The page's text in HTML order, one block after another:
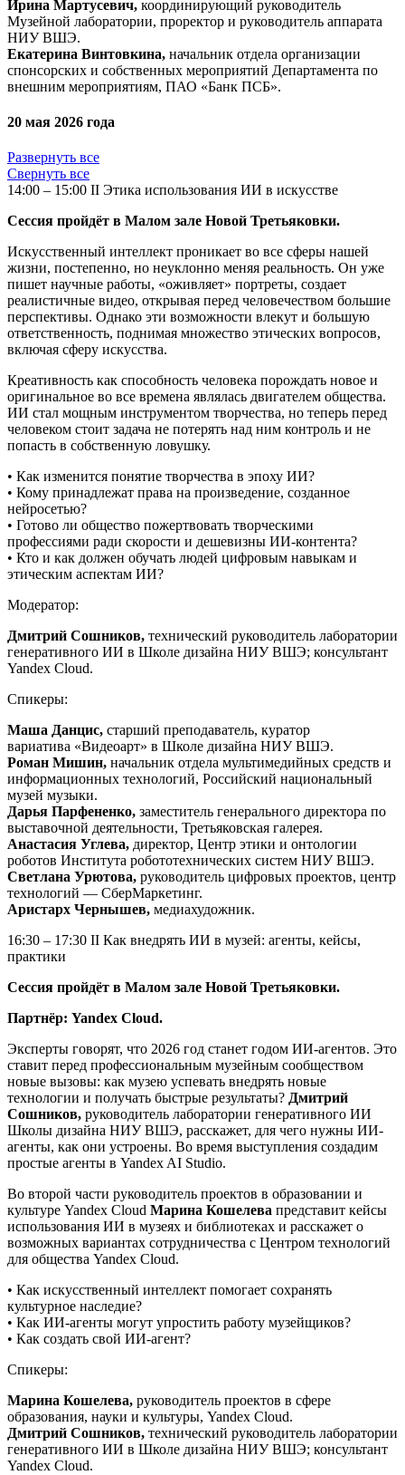
Ирина Мартусевич, координирующий руководитель
Музейной лаборатории, проректор и руководитель аппарата
НИУ ВШЭ.
Екатерина Винтовкина, начальник отдела организации
спонсорских и собственных мероприятий Департамента по
внешним мероприятиям, ПАО «Банк ПСБ».
20 мая 2026 года
Развернуть все
Свернуть все
14:00 – 15:00 II Этика использования ИИ в искусстве
Сессия пройдёт в Малом зале Новой Третьяковки.
Искусственный интеллект проникает во все сферы нашей
жизни, постепенно, но неуклонно меняя реальность. Он уже
пишет научные работы, «оживляет» портреты, создает
реалистичные видео, открывая перед человечеством большие
перспективы. Однако эти возможности влекут и большую
ответственность, поднимая множество этических вопросов,
включая сферу искусства.
Креативность как способность человека порождать новое и
оригинальное во все времена являлась двигателем общества.
ИИ стал мощным инструментом творчества, но теперь перед
человеком стоит задача не потерять над ним контроль и не
попасть в собственную ловушку.
• Как изменится понятие творчества в эпоху ИИ?
• Кому принадлежат права на произведение, созданное
нейросетью?
• Готово ли общество пожертвовать творческими
профессиями ради скорости и дешевизны ИИ-контента?
• Кто и как должен обучать людей цифровым навыкам и
этическим аспектам ИИ?
Модератор:
Дмитрий Сошников, технический руководитель лаборатории
генеративного ИИ в Школе дизайна НИУ ВШЭ; консультант
Yandex Cloud.
Спикеры:
Маша Данцис, старший преподаватель, куратор
вариатива «Видеоарт» в Школе дизайна НИУ ВШЭ.
Роман Мишин, начальник отдела мультимедийных средств и
информационных технологий, Российский национальный
музей музыки.
Дарья Парфененко, заместитель генерального директора по
выставочной деятельности, Третьяковская галерея.
Анастасия Углева, директор, Центр этики и онтологии
роботов Института робототехнических систем НИУ ВШЭ.
Светлана Урютова, руководитель цифровых проектов, центр
технологий — СберМаркетинг.
Аристарх Чернышев, медиахудожник.
16:30 – 17:30 II Как внедрять ИИ в музей: агенты, кейсы,
практики
Сессия пройдёт в Малом зале Новой Третьяковки.
Партнёр: Yandex Cloud.
Эксперты говорят, что 2026 год станет годом ИИ-агентов. Это
ставит перед профессиональным музейным сообществом
новые вызовы: как музею успевать внедрять новые
технологии и получать быстрые результаты? Дмитрий
Сошников, руководитель лаборатории генеративного ИИ
Школы дизайна НИУ ВШЭ, расскажет, для чего нужны ИИ-
агенты, как они устроены. Во время выступления создадим
простые агенты в Yandex AI Studio.
Во второй части руководитель проектов в образовании и
культуре Yandex Cloud Марина Кошелева представит кейсы
использования ИИ в музеях и библиотеках и расскажет о
возможных вариантах сотрудничества с Центром технологий
для общества Yandex Cloud.
• Как искусственный интеллект помогает сохранять
культурное наследие?
• Как ИИ-агенты могут упростить работу музейщиков?
• Как создать свой ИИ-агент?
Спикеры:
Марина Кошелева, руководитель проектов в сфере
образования, науки и культуры, Yandex Cloud.
Дмитрий Сошников, технический руководитель лаборатории
генеративного ИИ в Школе дизайна НИУ ВШЭ; консультант
Yandex Cloud.